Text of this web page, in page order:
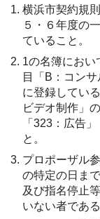
横浜市契約規
５・６年度の
ていること。
1の名簿におい
目「B：コン
に登録してい
ビデオ制作」
「323：広告
と。
プロポーザル
の特定の日ま
及び指名停止
いない者である